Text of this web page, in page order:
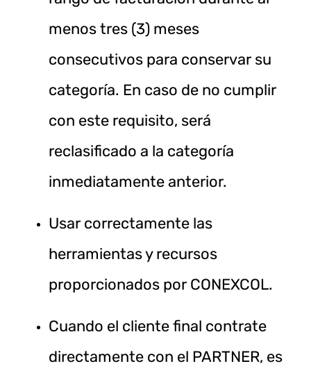
menos tres (3) meses
consecutivos para conservar su
categoría. En caso de no cumplir
con este requisito, será
reclasificado a la categoría
inmediatamente anterior.
Usar correctamente las
herramientas y recursos
proporcionados por CONEXCOL.
Cuando el cliente final contrate
directamente con el PARTNER, es